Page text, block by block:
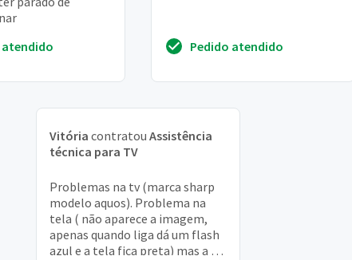
atendido
Pedido atendido
Vitória contratou Assistência
técnica para TV
Problemas na tv (marca sharp
modelo aquos). Problema na
tela ( não aparece a imagem,
apenas quando liga dá um flash
azul e a tela fica preta) mas a tv